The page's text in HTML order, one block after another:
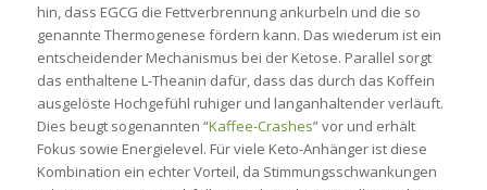
hin, dass EGCG die Fettverbrennung ankurbeln und die so
genannte Thermogenese fördern kann. Das wiederum ist ein
entscheidender Mechanismus bei der Ketose. Parallel sorgt
das enthaltene L-Theanin dafür, dass das durch das Koffein
ausgelöste Hochgefühl ruhiger und langanhaltender verläuft.
Dies beugt sogenannten “Kaffee-Crashes” vor und erhält
Fokus sowie Energielevel. Für viele Keto-Anhänger ist diese
Kombination ein echter Vorteil, da Stimmungsschwankungen